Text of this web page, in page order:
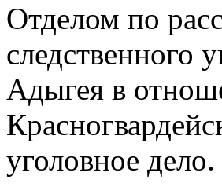
Отделом по
следственного
Адыгея в
уголовное